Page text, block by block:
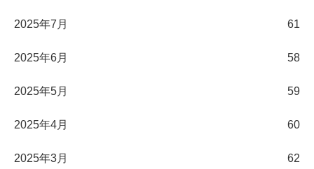
2025年7月 61
2025年6月 58
2025年5月 59
2025年4月 60
2025年3月 62